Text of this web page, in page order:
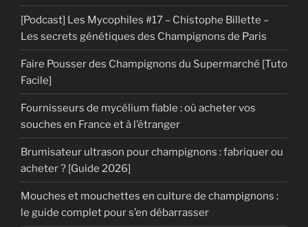
[Podcast] Les Mycophiles #17 – Chistophe Billette –
Les secrets génétiques des Champignons de Paris
Faire Pousser des Champignons du Supermarché [Tuto
Facile]
Fournisseurs de mycélium fiable : où acheter vos
souches en France et à l’étranger
Brumisateur ultrason pour champignons : fabriquer ou
acheter ? [Guide 2026]
Mouches et mouchettes en culture de champignons :
le guide complet pour s’en débarrasser